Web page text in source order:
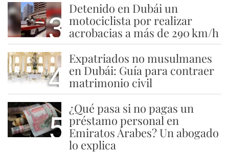
3
Detenido en Dubái un
motociclista por realizar
acrobacias a más de 290 km/h
4
Expatriados no musulmanes
en Dubái: Guía para contraer
matrimonio civil
5
¿Qué pasa si no pagas un
préstamo personal en
Emiratos Árabes? Un abogado
lo explica